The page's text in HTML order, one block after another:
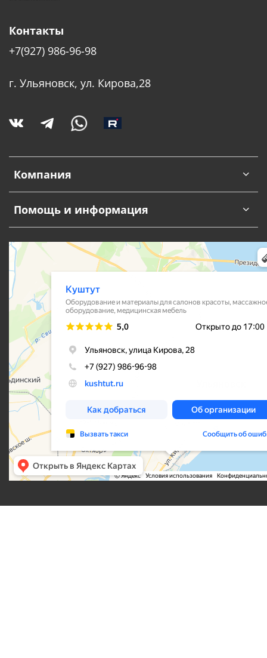
Компания
Помощь и информация
Контакты
+7(927) 986-96-98
г. Ульяновск, ул. Кирова,28